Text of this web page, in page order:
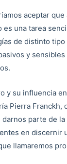
aceptar
es una tarea
de distinto
y
y su influencia
Pierra
parte de
en discernir
llamaremos